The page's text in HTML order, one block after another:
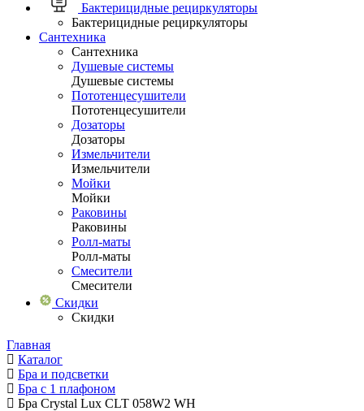
Бактерицидные рециркуляторы
Бактерицидные рециркуляторы
Сантехника
Сантехника
Душевые системы
Душевые системы
Пототенцесушители
Пототенцесушители
Дозаторы
Дозаторы
Измельчители
Измельчители
Мойки
Мойки
Раковины
Раковины
Ролл-маты
Ролл-маты
Смесители
Смесители
Скидки
Скидки
Главная
Каталог
Бра и подсветки
Бра с 1 плафоном
Бра Crystal Lux CLT 058W2 WH